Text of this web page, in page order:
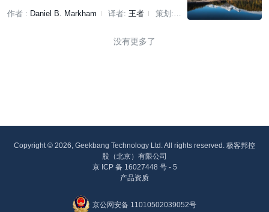
作者 : Daniel B. Markham 译者: 王者
策划:
没有更多了
Copyright © 2026, Geekbang Technology Ltd. All rights reserved. 极客邦控
股（北京）有限公司
京 ICP 备 16027448 号 - 5
产品资质
京公网安备 11010502039052号